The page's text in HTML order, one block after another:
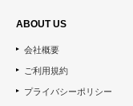
ABOUT US
会社概要
ご利用規約
プライバシーポリシー